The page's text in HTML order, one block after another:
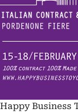
Happy Business